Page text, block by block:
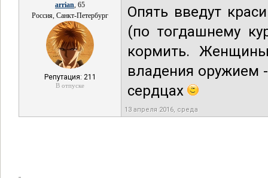
arrian, 65
Россия, Санкт-Петербург
Репутация: 211
В отпуске
Опять введут
(по тогдашнему
кормить.
владения оружием
сердцах
13 апреля 2016, среда